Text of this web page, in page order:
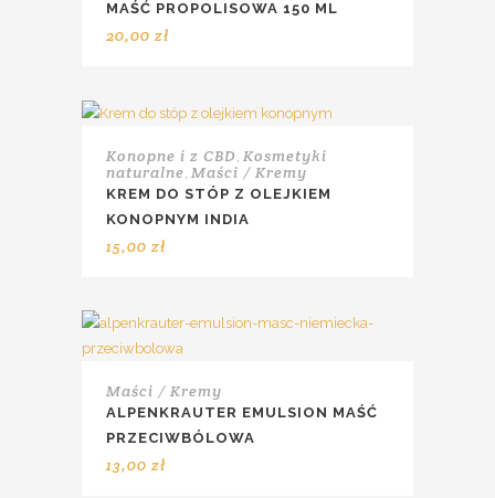
MAŚĆ PROPOLISOWA 150 ML
20,00 zł
Konopne i z CBD , Kosmetyki
naturalne, Maści / Kremy
KREM DO STÓP Z OLEJKIEM
KONOPNYM INDIA
15,00 zł
Maści / Kremy
ALPENKRAUTER EMULSION MAŚĆ
PRZECIWBÓLOWA
13,00 zł